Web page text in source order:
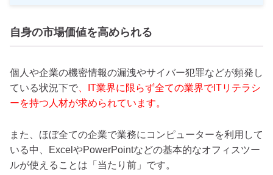
自身の市場価値を高められる
個人や企業の機密情報の漏洩やサイバー犯罪などが頻発し
ている状況下で 、IT業界に限らず全ての業界でITリテラシ
ーを持つ人材が求められています。
また、ほぼ全ての企業で業務にコンピューターを利用して
いる中、ExcelやPowerPointなどの基本的なオフィスツー
ルが使えることは「当たり前」です。